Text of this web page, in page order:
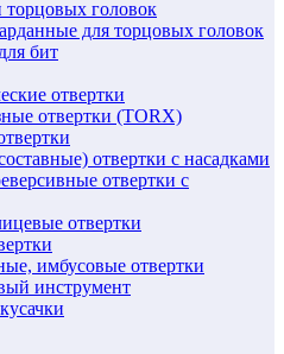
торцовых головок
для торцовых головок
бит
отвертки
отвертки (TORX)
отвертки с насадками
отвертки с
отвертки
имбусовые отвертки
инструмент